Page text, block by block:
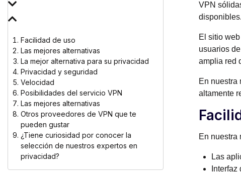
Facilidad de uso
Las mejores alternativas
La mejor alternativa para su privacidad
Privacidad y seguridad
Velocidad
Posibilidades del servicio VPN
Las mejores alternativas
Otros proveedores de VPN que te
pueden gustar
¿Tiene curiosidad por conocer la
selección de nuestros expertos en
privacidad?
VPN
disponibles.
El sitio
usuarios
amplia red
En nuestra
altamente
En nuestra
Las